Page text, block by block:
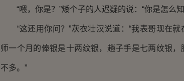
“喂，你是？”矮个子的人迟疑的说：“你是怎么知
“这还用你问？”灰衣壮汉说道：“我表哥现在就
师一个月的俸银是十两纹银，趟子手是七两纹银
不多。”